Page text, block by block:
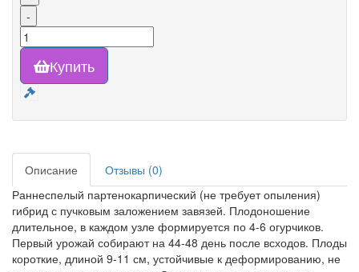
-
Купить
Описание
Отзывы (0)
Раннеспелый партенокарпический (не требует опыления)
гибрид с пучковым заложением завязей. Плодоношение
длительное, в каждом узле формируется по 4-6 огурчиков.
Первый урожай собирают на 44-48 день после всходов. Плоды
короткие, длиной 9-11 см, устойчивые к деформированию, не